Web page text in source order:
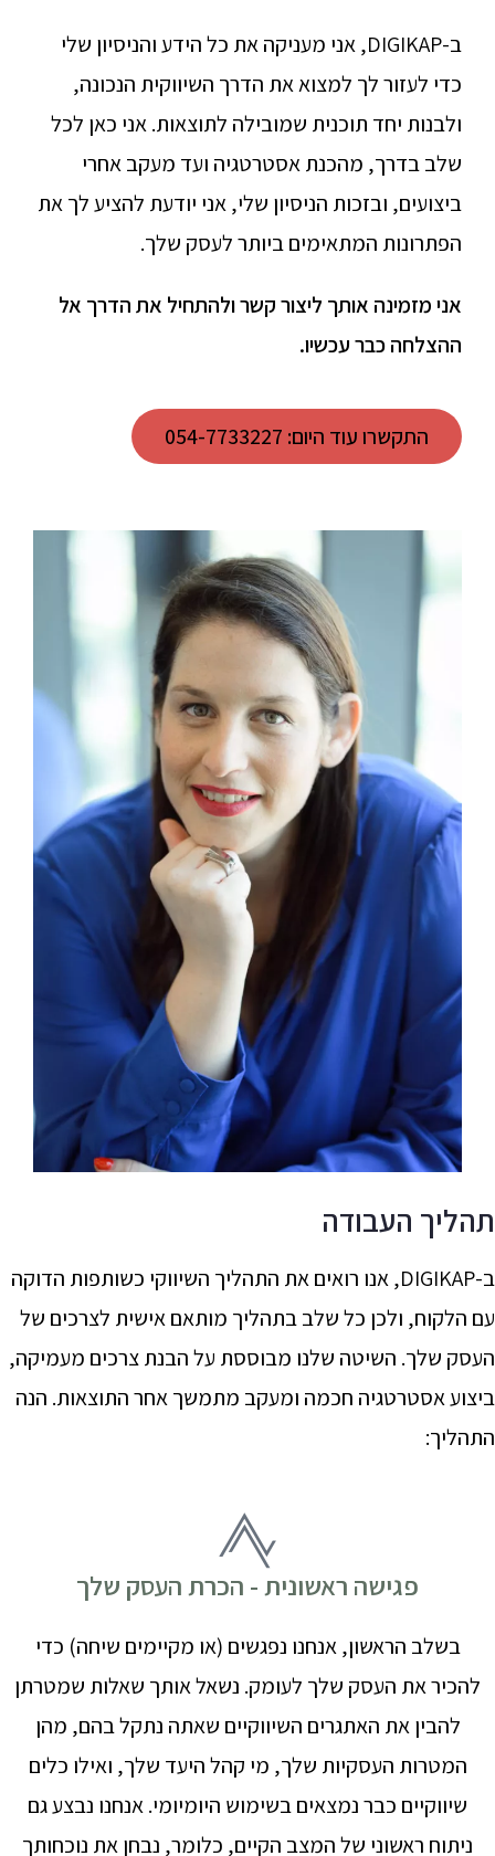
ב-DIGIKAP, אני מעניקה את כל הידע והניסיון שלי
כדי לעזור לך למצוא את הדרך השיווקית הנכונה,
ולבנות יחד תוכנית שמובילה לתוצאות. אני כאן לכל
שלב בדרך, מהכנת אסטרטגיה ועד מעקב אחרי
ביצועים, ובזכות הניסיון שלי, אני יודעת להציע לך את
הפתרונות המתאימים ביותר לעסק שלך.
אני מזמינה אותך ליצור קשר ולהתחיל את הדרך אל
ההצלחה כבר עכשיו.
התקשרו עוד היום: 054-7733227
תהליך העבודה
ב-DIGIKAP, אנו רואים את התהליך השיווקי כשותפות הדוקה
עם הלקוח, ולכן כל שלב בתהליך מותאם אישית לצרכים של
העסק שלך. השיטה שלנו מבוססת על הבנת צרכים מעמיקה,
ביצוע אסטרטגיה חכמה ומעקב מתמשך אחר התוצאות. הנה
התהליך:
פגישה ראשונית - הכרת העסק שלך
בשלב הראשון, אנחנו נפגשים (או מקיימים שיחה) כדי
להכיר את העסק שלך לעומק. נשאל אותך שאלות שמטרתן
להבין את האתגרים השיווקיים שאתה נתקל בהם, מהן
המטרות העסקיות שלך, מי קהל היעד שלך, ואילו כלים
שיווקיים כבר נמצאים בשימוש היומיומי. אנחנו נבצע גם
ניתוח ראשוני של המצב הקיים, כלומר, נבחן את נוכחותך